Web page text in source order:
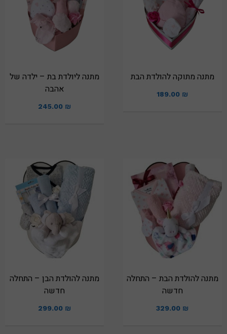
מתנה מתוקה להולדת הבת
189.00 ₪
מתנה ליולדת בת – ילדה של
אהבה
245.00 ₪
מתנה להולדת הבת – התחלה
חדשה
329.00 ₪
מתנה להולדת הבן – התחלה
חדשה
299.00 ₪